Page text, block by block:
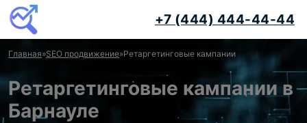
+7 (444) 444-44-44
Главная»SEO продвижение»Ретаргетинговые кампании
Ретаргетинговые кампании в
Барнауле